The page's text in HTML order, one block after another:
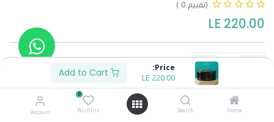
Price:
220.00
LE
Home
Search
0
Wishlist
Account
(تقييم 0 )
220.00
Buy Now